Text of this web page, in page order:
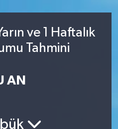
ve 1 Haftalık
Tahmini
AN